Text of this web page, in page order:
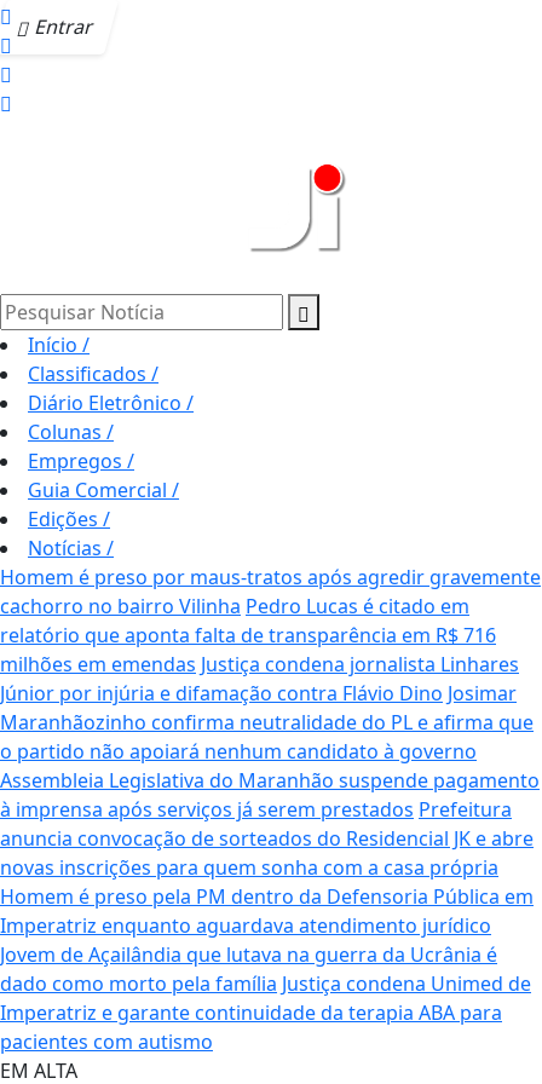
Entrar
Pesquisar Notícia
Início /
Classificados /
Diário Eletrônico /
Colunas /
Empregos /
Guia Comercial /
Edições /
Notícias /
Homem é preso por maus-tratos após agredir gravemente
cachorro no bairro Vilinha Pedro Lucas é citado em
relatório que aponta falta de transparência em R$ 716
milhões em emendas Justiça condena jornalista Linhares
Júnior por injúria e difamação contra Flávio Dino Josimar
Maranhãozinho confirma neutralidade do PL e afirma que
o partido não apoiará nenhum candidato à governo
Assembleia Legislativa do Maranhão suspende pagamento
à imprensa após serviços já serem prestados Prefeitura
anuncia convocação de sorteados do Residencial JK e abre
novas inscrições para quem sonha com a casa própria
Homem é preso pela PM dentro da Defensoria Pública em
Imperatriz enquanto aguardava atendimento jurídico
Jovem de Açailândia que lutava na guerra da Ucrânia é
dado como morto pela família Justiça condena Unimed de
Imperatriz e garante continuidade da terapia ABA para
pacientes com autismo
EM ALTA